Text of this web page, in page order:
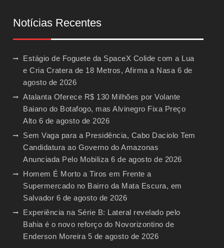
Notícias Recentes
Estágio de Foguete da SpaceX Colide com a Lua
e Cria Cratera de 18 Metros, Afirma a Nasa 6 de
agosto de 2026
Atalanta Oferece R$ 130 Milhões por Volante
Baiano do Botafogo, mas Alvinegro Fixa Preço
Alto 6 de agosto de 2026
Sem Vaga para a Presidência, Cabo Daciolo Tem
Candidatura ao Governo do Amazonas
Anunciada Pelo Mobiliza 6 de agosto de 2026
Homem É Morto a Tiros em Frente a
Supermercado no Bairro da Mata Escura, em
Salvador 6 de agosto de 2026
Experiência na Série B: Lateral revelado pelo
Bahia é o novo reforço do Novorizontino de
Enderson Moreira 5 de agosto de 2026